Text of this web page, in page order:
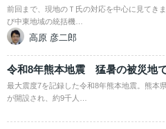
前回まで、現地のＴ氏の対応を中心に見てき
び中東地域の統括機…
高原 彦二郎
令和8年熊本地震 猛暑の被災地
最大震度7を記録した令和8年熊本地震。熊本
が開設され、約9千人…